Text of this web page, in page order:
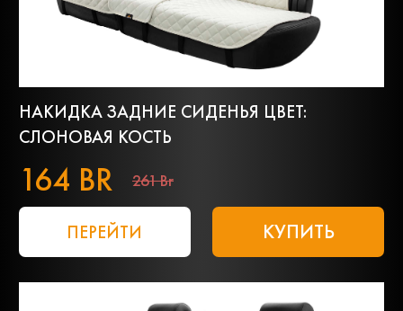
НАКИДКА ЗАДНИЕ СИДЕНЬЯ ЦВЕТ:
СЛОНОВАЯ КОСТЬ
164 BR 261 Br
ПЕРЕЙТИ КУПИТЬ